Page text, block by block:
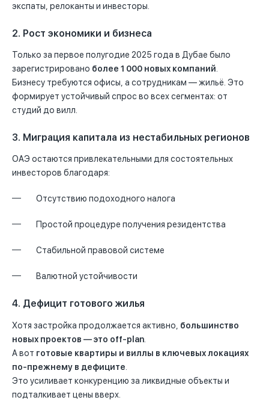
экспаты, релоканты и инвесторы.
2. Рост экономики и бизнеса
Только за первое полугодие 2025 года в Дубае было
зарегистрировано более 1 000 новых компаний
Бизнесу требуются офисы, а сотрудникам — жильё. Это
формирует устойчивый спрос во всех сегментах: от
студий до вилл.
3. Миграция капитала из нестабильных регионов
ОАЭ остаются привлекательными для состоятельных
инвесторов благодаря:
Отсутствию подоходного налога
Простой процедуре получения резидентства
Стабильной правовой системе
Валютной устойчивости
4. Дефицит готового жилья
Хотя застройка продолжается активно, большинство
новых проектов — это off-plan
А вот готовые квартиры и виллы в ключевых локациях
по-прежнему в дефиците
Это усиливает конкуренцию за ликвидные объекты и
подталкивает цены вверх.